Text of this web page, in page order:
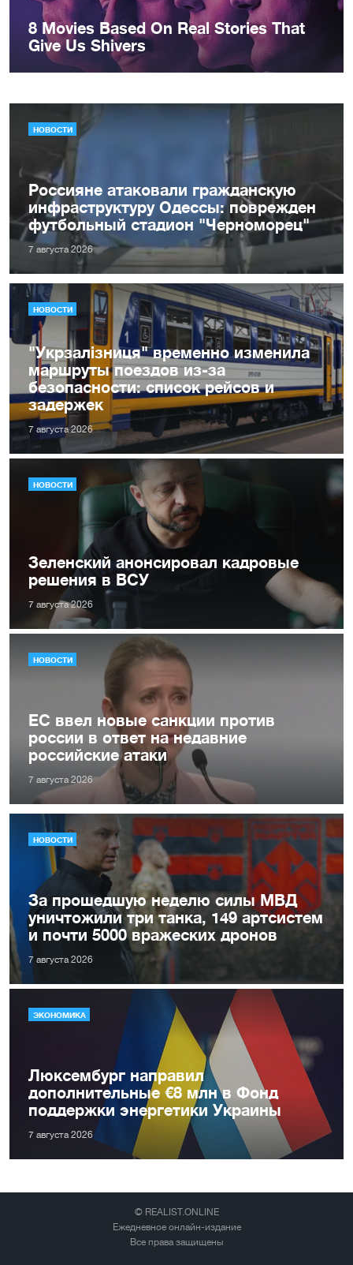
НОВОСТИ
Россияне атаковали гражданскую
инфраструктуру Одессы: поврежден
футбольный стадион "Черноморец"
7 августа 2026
НОВОСТИ
"Укрзалізниця" временно изменила
маршруты поездов из-за
безопасности: список рейсов и
задержек
7 августа 2026
НОВОСТИ
Зеленский анонсировал кадровые
решения в ВСУ
7 августа 2026
НОВОСТИ
ЕС ввел новые санкции против
россии в ответ на недавние
российские атаки
7 августа 2026
НОВОСТИ
За прошедшую неделю силы МВД
уничтожили три танка, 149 артсистем
и почти 5000 вражеских дронов
7 августа 2026
ЭКОНОМИКА
Люксембург направил
дополнительные €8 млн в Фонд
поддержки энергетики Украины
7 августа 2026
© REALIST.ONLINE
Ежедневное онлайн-издание
Все права защищены